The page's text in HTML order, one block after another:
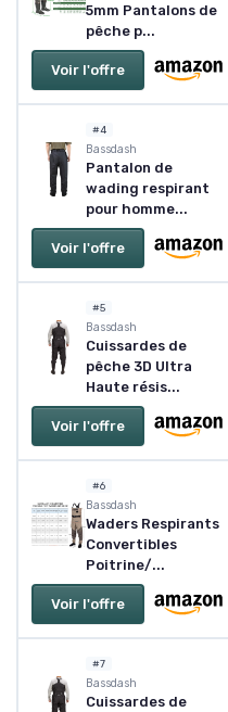
5mm Pantalons de
pêche p...
Voir l'offre
#4
Bassdash
Pantalon de
wading respirant
pour homme...
Voir l'offre
#5
Bassdash
Cuissardes de
pêche 3D Ultra
Haute résis...
Voir l'offre
#6
Bassdash
Waders Respirants
Convertibles
Poitrine/...
Voir l'offre
#7
Bassdash
Cuissardes de